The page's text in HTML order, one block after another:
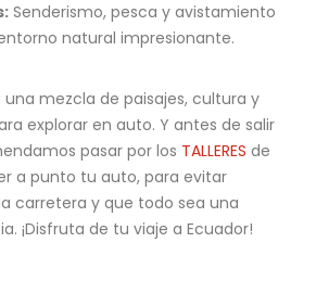
Senderismo, pesca y avistamiento
natural impresionante.
mezcla de paisajes, cultura y
explorar en auto. Y antes de salir
pasar por los TALLERES de
a punto tu auto, para evitar
carretera y que todo sea una
¡Disfruta de tu viaje a Ecuador!